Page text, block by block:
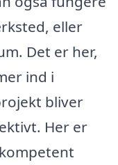
eller
Det er her,
ind i
bliver
Her er